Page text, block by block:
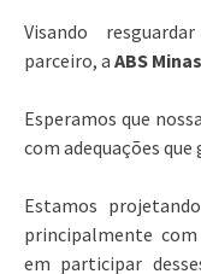
Visando
parceiro, a ABS Minas
Esperamos que
com adequações
Estamos
principalmente
em participar